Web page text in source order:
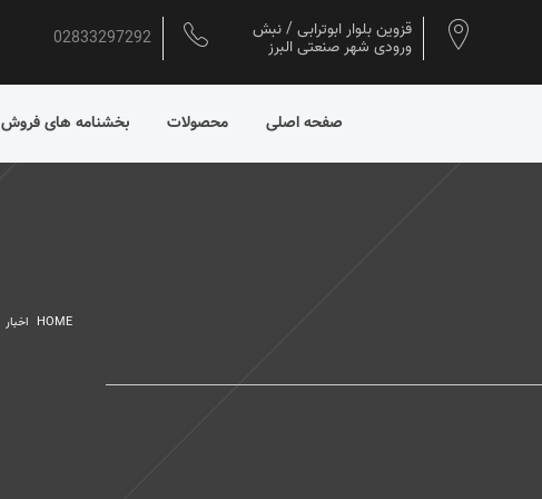
قزوین بلوار ابوترابی / نبش
ورودی شهر صنعتی البرز 02833297292
صفحه اصلی محصولات بخشنامه های فروش
HOME اخبار